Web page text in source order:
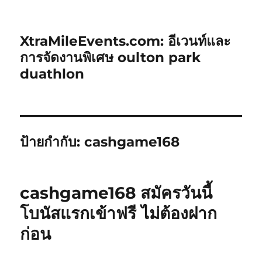
XtraMileEvents.com: อีเวนท์และ
การจัดงานพิเศษ oulton park
duathlon
ป้ายกำกับ:cashgame168
cashgame168 สมัครวันนี้
โบนัสแรกเข้าฟรี ไม่ต้องฝาก
ก่อน